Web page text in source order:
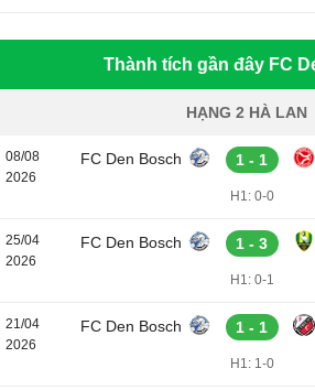
Thành tích gần đây FC
HẠNG 2 HÀ LAN
08/08
2026
FC Den Bosch 1 - 1
H1: 0-0
25/04
2026
FC Den Bosch 1 - 3
H1: 0-1
21/04
2026
FC Den Bosch 1 - 1
H1: 1-0